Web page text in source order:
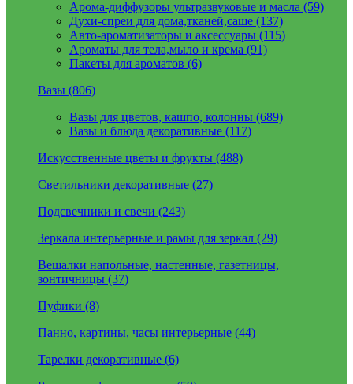
Арома-диффузоры ультразвуковые и масла (59)
Духи-спреи для дома,тканей,саше (137)
Авто-ароматизаторы и аксессуары (115)
Ароматы для тела,мыло и крема (91)
Пакеты для ароматов (6)
Вазы (806)
Вазы для цветов, кашпо, колонны (689)
Вазы и блюда декоративные (117)
Искусственные цветы и фрукты (488)
Светильники декоративные (27)
Подсвечники и свечи (243)
Зеркала интерьерные и рамы для зеркал (29)
Вешалки напольные, настенные, газетницы,
зонтичницы (37)
Пуфики (8)
Панно, картины, часы интерьерные (44)
Тарелки декоративные (6)